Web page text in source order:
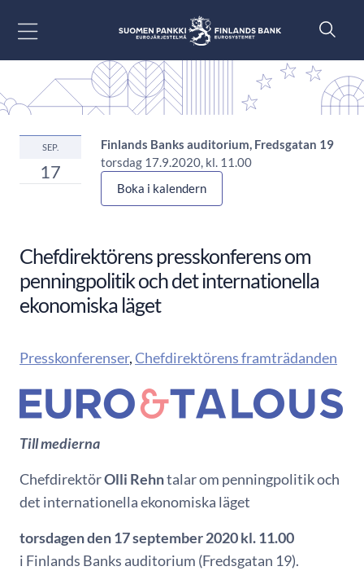
SEP.
17
Finlands Banks auditorium, Fredsgatan 19
torsdag 17.9.2020, kl. 11.00
Boka i kalendern
Chefdirektörens presskonferens om
penningpolitik och det internationella
ekonomiska läget
Presskonferenser,Chefdirektörens framträdanden
Till medierna
ChefdirektörOlli Rehntalar om penningpolitik och
det internationella ekonomiska läget
torsdagen den 17 september 2020 kl. 11.00
i Finlands Banks auditorium (Fredsgatan 19).